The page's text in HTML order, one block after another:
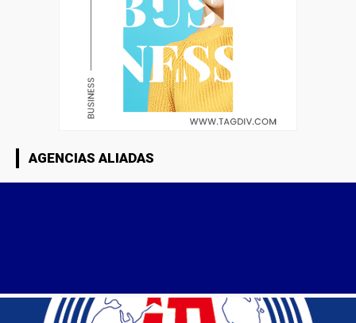
AGENCIAS ALIADAS